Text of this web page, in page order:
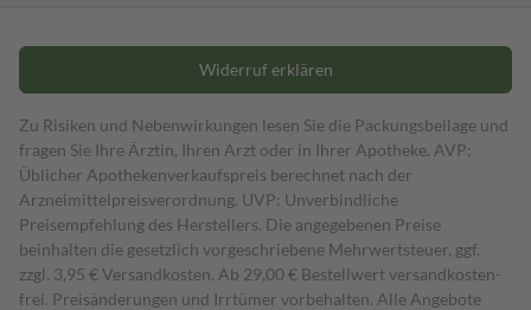
Widerruf erklären
Zu Risiken und Nebenwirkungen lesen Sie die Packungsbeilage und
fragen Sie Ihre Ärztin, Ihren Arzt oder in Ihrer Apotheke. AVP:
Üblicher Apothekenverkaufspreis berechnet nach der
Arzneimittelpreisverordnung. UVP: Unverbindliche
Preisempfehlung des Herstellers. Die angegebenen Preise
beinhalten die gesetzlich vorgeschriebene Mehrwertsteuer, ggf.
zzgl. 3,95 € Versandkosten. Ab 29,00 € Bestell­wert versand­kosten­
frei. Preisänderungen und Irrtümer vorbehalten. Alle Angebote